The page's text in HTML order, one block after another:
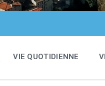
VIE QUOTIDIENNE